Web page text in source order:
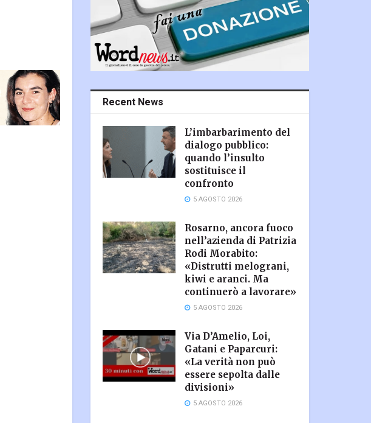
Recent News
L’imbarbarimento del
dialogo pubblico:
quando l’insulto
sostituisce il
confronto
5 AGOSTO 2026
Rosarno, ancora fuoco
nell’azienda di Patrizia
Rodi Morabito:
«Distrutti melograni,
kiwi e aranci. Ma
continuerò a lavorare»
5 AGOSTO 2026
Via D’Amelio, Loi,
Gatani e Paparcuri:
«La verità non può
essere sepolta dalle
divisioni»
5 AGOSTO 2026